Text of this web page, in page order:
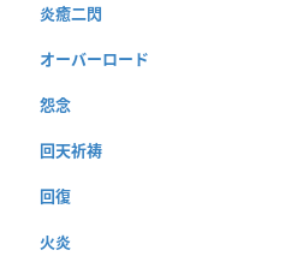
炎癒二閃
オーバーロード
怨念
回天祈祷
回復
火炎